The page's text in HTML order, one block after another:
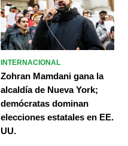
INTERNACIONAL
Zohran Mamdani gana la
alcaldía de Nueva York;
demócratas dominan
elecciones estatales en EE.
UU.